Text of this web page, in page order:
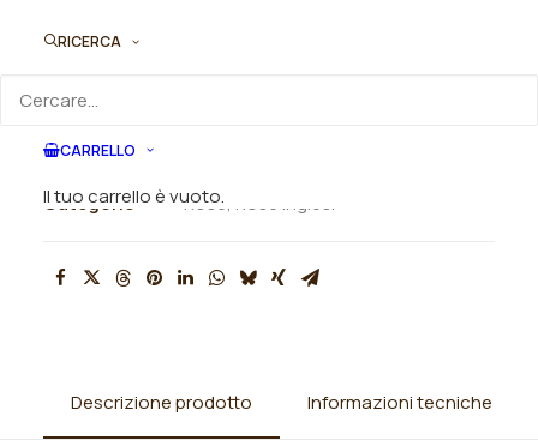
RICERCA
CARRELLO
Il tuo carrello è vuoto.
Categorie
Rose, Rose inglesi
Descrizione prodotto Informazioni tecniche